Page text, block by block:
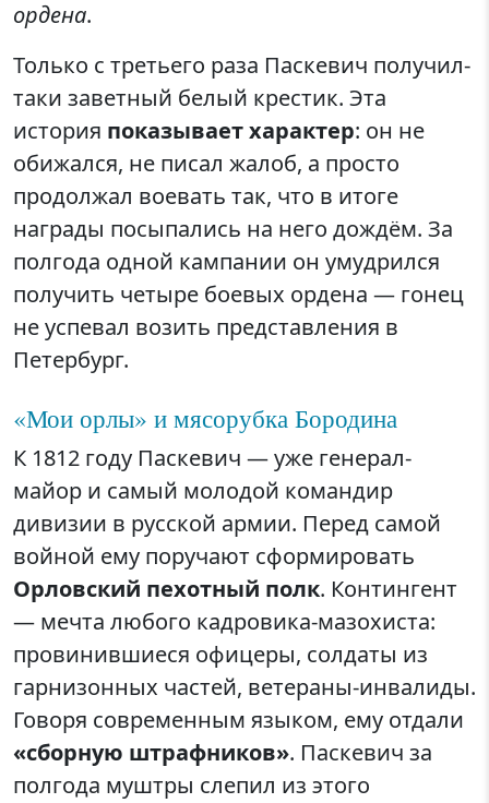
ордена.
Только с третьего раза Паскевич получил-
таки заветный белый крестик. Эта
история показывает характер: он не
обижался, не писал жалоб, а просто
продолжал воевать так, что в итоге
награды посыпались на него дождём. За
полгода одной кампании он умудрился
получить четыре боевых ордена — гонец
не успевал возить представления в
Петербург.
«Мои орлы» и мясорубка Бородина
К 1812 году Паскевич — уже генерал-
майор и самый молодой командир
дивизии в русской армии. Перед самой
войной ему поручают сформировать
Орловский пехотный полк. Контингент
— мечта любого кадровика-мазохиста:
провинившиеся офицеры, солдаты из
гарнизонных частей, ветераны-инвалиды.
Говоря современным языком, ему отдали
«сборную штрафников». Паскевич за
полгода муштры слепил из этого